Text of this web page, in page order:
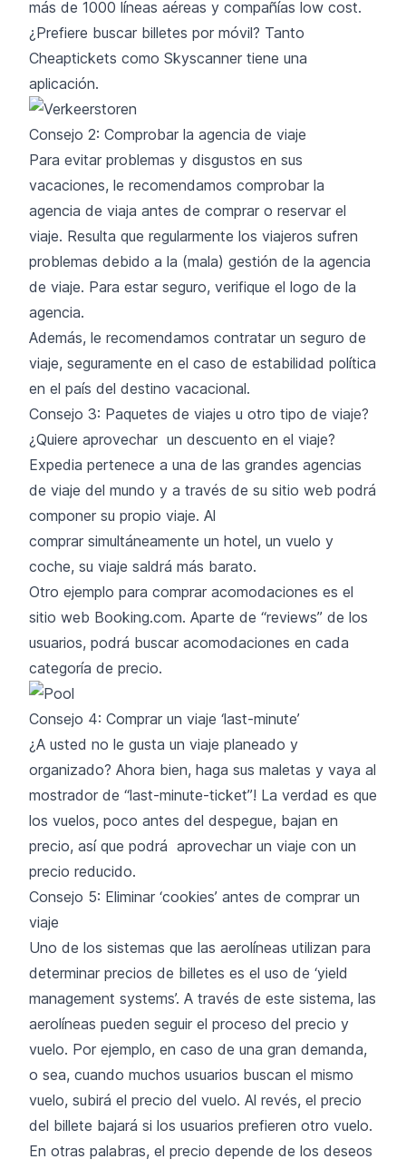
más de 1000 líneas aéreas y compañías low cost.
¿Prefiere buscar billetes por móvil? Tanto
Cheaptickets como Skyscanner tiene una
aplicación.
Consejo 2: Comprobar la agencia de viaje
Para evitar problemas y disgustos en sus
vacaciones, le recomendamos comprobar la
agencia de viaja antes de comprar o reservar el
viaje. Resulta que regularmente los viajeros sufren
problemas debido a la (mala) gestión de la agencia
de viaje. Para estar seguro, verifique el logo de la
agencia.
Además, le recomendamos contratar un seguro de
viaje, seguramente en el caso de estabilidad política
en el país del destino vacacional.
Consejo 3: Paquetes de viajes u otro tipo de viaje?
¿Quiere aprovechar un descuento en el viaje?
Expedia pertenece a una de las grandes agencias
de viaje del mundo y a través de su sitio web podrá
componer su propio viaje. Al
comprar simultáneamente un hotel, un vuelo y
coche, su viaje saldrá más barato.
Otro ejemplo para comprar acomodaciones es el
sitio web Booking.com. Aparte de “reviews” de los
usuarios, podrá buscar acomodaciones en cada
categoría de precio.
Consejo 4: Comprar un viaje ‘last-minute’
¿A usted no le gusta un viaje planeado y
organizado? Ahora bien, haga sus maletas y vaya al
mostrador de “last-minute-ticket”! La verdad es que
los vuelos, poco antes del despegue, bajan en
precio, así que podrá aprovechar un viaje con un
precio reducido.
Consejo 5: Eliminar ‘cookies’ antes de comprar un
viaje
Uno de los sistemas que las aerolíneas utilizan para
determinar precios de billetes es el uso de ‘yield
management systems’. A través de este sistema, las
aerolíneas pueden seguir el proceso del precio y
vuelo. Por ejemplo, en caso de una gran demanda,
o sea, cuando muchos usuarios buscan el mismo
vuelo, subirá el precio del vuelo. Al revés, el precio
del billete bajará si los usuarios prefieren otro vuelo.
En otras palabras, el precio depende de los deseos